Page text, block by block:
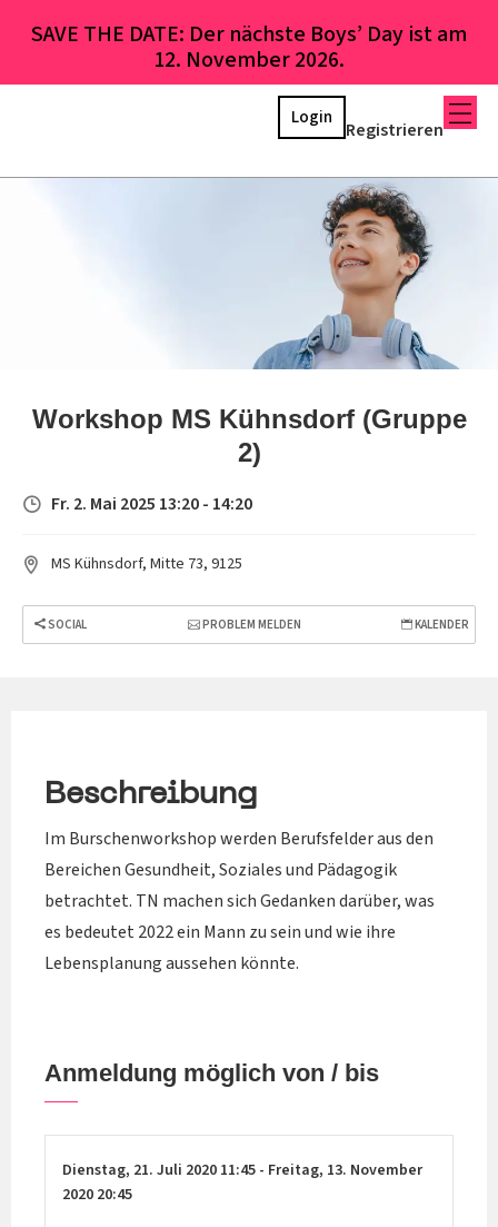
SAVE THE DATE: Der nächste Boys’ Day ist am
12. November 2026.
Registrieren
Login
Workshop MS Kühnsdorf (Gruppe
2)
Fr. 2. Mai 2025 13:20 - 14:20
MS Kühnsdorf, Mitte 73, 9125
SOCIAL PROBLEM MELDEN KALENDER
Beschreibung
Im Burschenworkshop werden Berufsfelder aus den
Bereichen Gesundheit, Soziales und Pädagogik
betrachtet. TN machen sich Gedanken darüber, was
es bedeutet 2022 ein Mann zu sein und wie ihre
Lebensplanung aussehen könnte.
Anmeldung möglich von / bis
Dienstag, 21. Juli 2020 11:45 - Freitag, 13. November
2020 20:45